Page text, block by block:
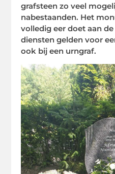
grafsteen zo veel
nabestaanden. Het
volledig eer doet aan
diensten gelden voor
ook bij een urngraf.